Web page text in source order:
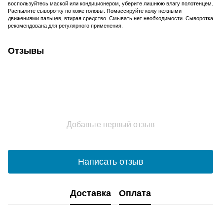
воспользуйтесь маской или кондиционером, уберите лишнюю влагу полотенцем.
Распылите сыворотку по коже головы. Помассируйте кожу нежными
движениями пальцев, втирая средство. Смывать нет необходимости. Сыворотка
рекомендована для регулярного применения.
Отзывы
Добавьте первый отзыв
Написать отзыв
Доставка Оплата